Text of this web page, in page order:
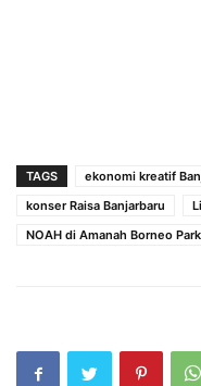
TAGS ekonomi kreatif
konser Raisa Banjarbaru
NOAH di Amanah Borneo Park